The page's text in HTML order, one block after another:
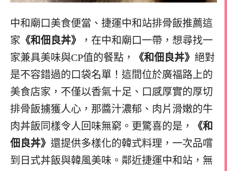
中和廟口美食便當、捷運中和站排骨飯推薦這
家 《和佃良丼》
，在中和廟口一帶，想尋找一
家兼具美味與CP值的餐點，
《和佃良丼》 絕對
是不容錯過的口袋名單！這間位於廣福路上的
美食店家，不僅以香氣十足、口感厚實的厚切
排骨飯擄獲人心，那醬汁濃郁、肉片滑嫩的牛
肉丼飯同樣令人回味無窮。更驚喜的是，
《和
佃良丼》 還提供多樣化的韓式料理，一次品嚐
到日式丼飯與韓風美味。鄰近捷運中和站，無